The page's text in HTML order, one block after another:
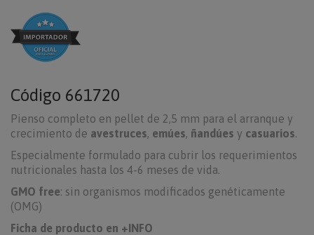
Código 661720
Pienso completo en pellet de 2,5 mm para el arranque y
crecimiento de avestruces, emúes, ñandúes y casuarios.
Especialmente formulado para cubrir los requerimientos
nutricionales hasta los 4-6 meses de vida.
GMO free: sin organismos modificados genéticamente
(OMG)
Ficha de producto en +INFO